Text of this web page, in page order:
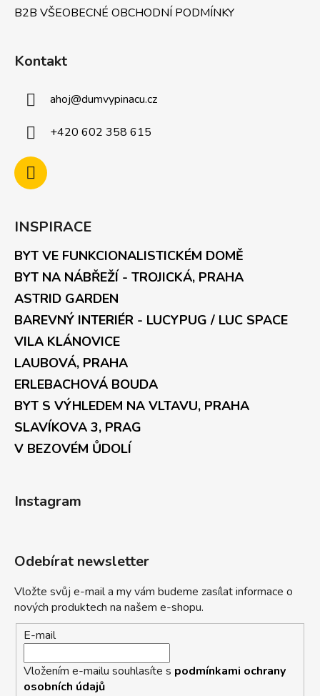
B2B VŠEOBECNÉ OBCHODNÍ PODMÍNKY
Kontakt
ahoj@dumvypinacu.cz
+420 602 358 615
INSPIRACE
BYT VE FUNKCIONALISTICKÉM DOMĚ
BYT NA NÁBŘEŽÍ - TROJICKÁ, PRAHA
ASTRID GARDEN
BAREVNÝ INTERIÉR - LUCYPUG / LUC SPACE
VILA KLÁNOVICE
LAUBOVÁ, PRAHA
ERLEBACHOVÁ BOUDA
BYT S VÝHLEDEM NA VLTAVU, PRAHA
SLAVÍKOVA 3, PRAG
V BEZOVÉM ŮDOLÍ
Instagram
Odebírat newsletter
Vložte svůj e-mail a my vám budeme zasílat informace o
nových produktech na našem e-shopu.
E-mail
Vložením e-mailu souhlasíte s podmínkami ochrany
osobních údajů